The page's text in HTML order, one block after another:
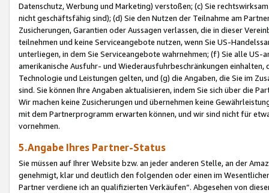
Datenschutz, Werbung und Marketing) verstoßen; (c) Sie
nicht geschäftsfähig sind); (d) Sie den Nutzen der Teilnahme am
Zusicherungen, Garantien oder Aussagen verlassen, die in dieser
teilnehmen und keine Serviceangebote nutzen, wenn Sie US-
unterliegen, in dem Sie Serviceangebote wahrnehmen; (f) Sie alle
amerikanische Ausfuhr- und Wiederausfuhrbeschränkungen
Technologie und Leistungen gelten, und (g) die Angaben, die Sie im
sind. Sie können Ihre Angaben aktualisieren, indem Sie sich über die
Wir machen keine Zusicherungen und übernehmen keine
mit dem Partnerprogramm erwarten können, und wir sind nicht für
vornehmen.
5.Angabe Ihres Partner-Status
Sie müssen auf Ihrer Website bzw. an jeder anderen Stelle, an der
genehmigt, klar und deutlich den folgenden oder einen im
Partner verdiene ich an qualifizierten Verkäufen“. Abgesehen von